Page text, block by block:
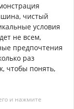
чистый
условия
не всем,
предпочтения
раз
чтобы понять,
и нажмите